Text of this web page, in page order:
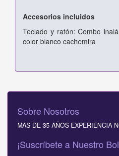
Accesorios incluidos
Teclado y ratón: Combo
color blanco cachemira
Sobre Nosotros
MAS DE 35 AÑOS EXPERIENCIA
¡Suscríbete a Nuestro